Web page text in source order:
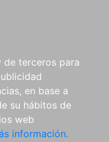
terceros para
en base a
su hábitos de
web
información.